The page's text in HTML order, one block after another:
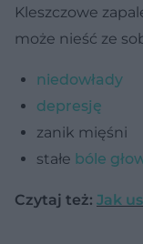
Kleszczowe
może nieść ze
niedowłady
depresję
zanik mięśni
stałe bóle
Czytaj też: Jak